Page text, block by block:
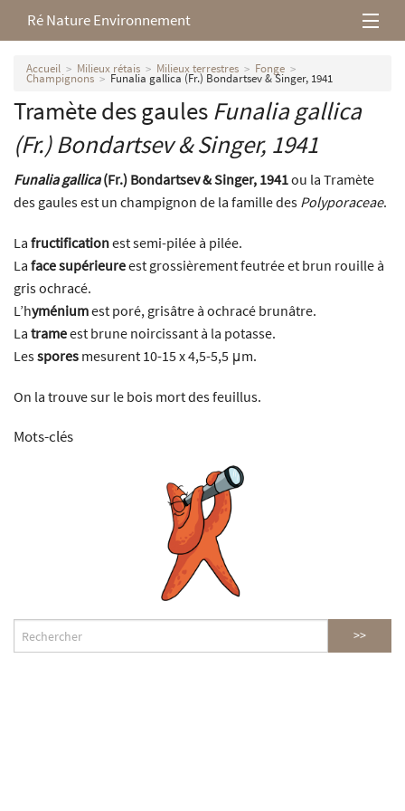
Ré Nature Environnement
L’association
Milieux rétais
Nos parutions
Accueil Milieux rétais Milieux terrestres Fonge
Champignons Funalia gallica (Fr.) Bondartsev & Singer, 1941
Tramète des gaules Funalia gallica
(Fr.) Bondartsev & Singer, 1941
Funalia gallica(Fr.) Bondartsev & Singer, 1941ou la Tramète
des gaules est un champignon de la famille des Polyporaceae.
La fructificationest semi-pilée à pilée.
La face supérieureest grossièrement feutrée et brun rouille à
gris ochracé.
L’hyméniumest poré, grisâtre à ochracé brunâtre.
La trameest brune noircissant à la potasse.
Lesspores mesurent 10-15 x 4,5-5,5 μm.
On la trouve sur le bois mort des feuillus.
Mots-clés